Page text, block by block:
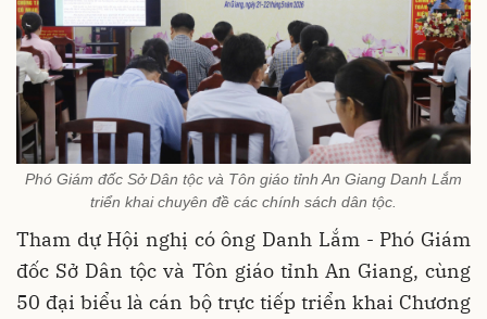
Phó Giám đốc Sở Dân tộc và Tôn giáo tỉnh An Giang Danh Lắm
triển khai chuyên đề các chính sách dân tộc.
Tham dự Hội nghị có ông Danh Lắm - Phó Giám
đốc Sở Dân tộc và Tôn giáo tỉnh An Giang, cùng
50 đại biểu là cán bộ trực tiếp triển khai Chương